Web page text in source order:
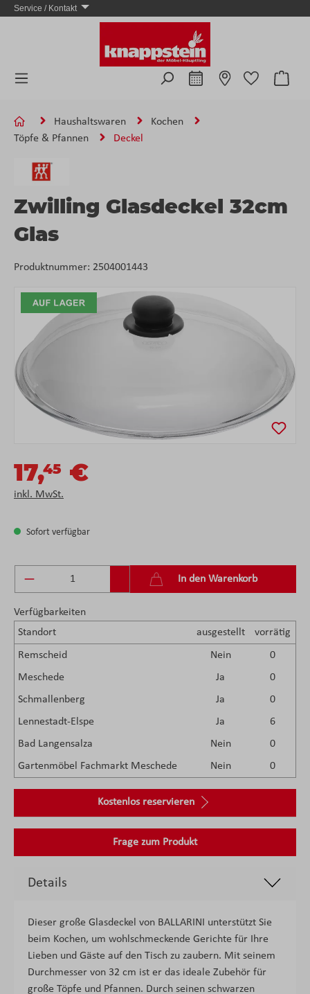
Zum Hauptinhalt springen
Service / Kontakt
Haushaltswaren
Kochen
Töpfe & Pfannen
Deckel
Bildergalerie überspringen
Zwilling Glasdeckel 32cm
Glas
Produktnummer: 2504001443
17,45 €
inkl. MwSt.
Sofort verfügbar
Produkt Anzahl: Gib den gewünschten Wert
In den Warenkorb
Verfügbarkeiten
Standort
ausgestellt vorrätig
Remscheid Nein
0
Meschede
Ja
0
Schmallenberg
Ja
0
Lennestadt-Elspe
Ja
6
Bad Langensalza
Nein
0
Gartenmöbel Fachmarkt Meschede
Nein 0
Kostenlos reservieren
Frage zum Produkt
Details
Dieser große Glasdeckel von BALLARINI unterstützt Sie
beim Kochen, um wohlschmeckende Gerichte für Ihre
Lieben und Gäste auf den Tisch zu zaubern. Mit seinem
Durchmesser von 32 cm ist er das ideale Zubehör für
große Töpfe und Pfannen. Durch seinen schwarzen